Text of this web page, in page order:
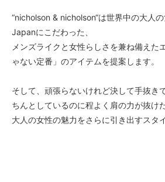
“nicholson & nicholson“は世界中の大人
Japanにこだわった、
メンズライクと女性らしさを兼ね備えた
ゃない定番」のアイテムを提案します。
そして、頑張らないけれど決して手抜き
ちんとしているのに程よく肩の力が抜けた
大人の女性の魅力をさらに引き出すスタ